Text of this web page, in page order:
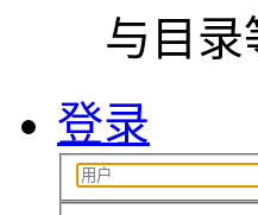
与目
登录